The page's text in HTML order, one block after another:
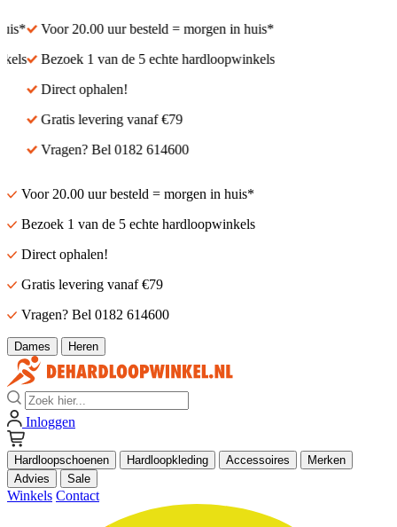
Voor 20.00 uur besteld = morgen in huis*
Bezoek 1 van de 5 echte hardloopwinkels
Direct ophalen!
Gratis levering vanaf €79
Vragen? Bel 0182 614600
Voor 20.00 uur besteld = morgen in huis*
Bezoek 1 van de 5 echte hardloopwinkels
Direct ophalen!
Gratis levering vanaf €79
Vragen? Bel 0182 614600
Dames Heren
Zoek
Inloggen
Hardloopschoenen Hardloopkleding Accessoires
Merken
Advies
Sale
Winkels Contact